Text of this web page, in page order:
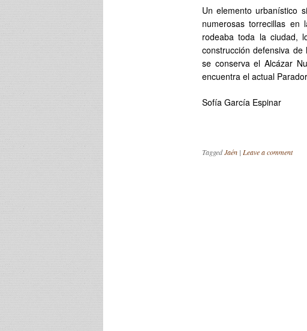
Un elemento urbanístico
numerosas torrecillas
rodeaba toda la ciudad,
construcción defensiva
se conserva el Alcázar
encuentra el actual
Sofía García Espinar
TaggedJaén | Leave a comment